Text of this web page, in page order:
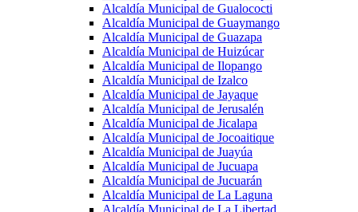
Alcaldía Municipal de Gualococti
Alcaldía Municipal de Guaymango
Alcaldía Municipal de Guazapa
Alcaldía Municipal de Huizúcar
Alcaldía Municipal de Ilopango
Alcaldía Municipal de Izalco
Alcaldía Municipal de Jayaque
Alcaldía Municipal de Jerusalén
Alcaldía Municipal de Jicalapa
Alcaldía Municipal de Jocoaitique
Alcaldía Municipal de Juayúa
Alcaldía Municipal de Jucuapa
Alcaldía Municipal de Jucuarán
Alcaldía Municipal de La Laguna
Alcaldía Municipal de La Libertad